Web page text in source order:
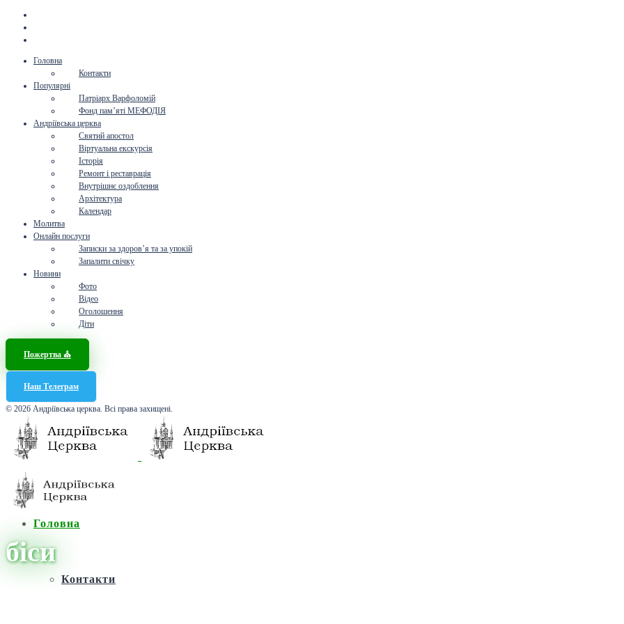
Головна
Контакти
Популярні
Патріарх Варфоломій
Фонд пам’яті МЕФОДІЯ
Андріївська церква
Святий апостол
Віртуальна екскурсія
Історія
Ремонт і реставрація
Внутрішнє оздоблення
Архітектура
Календар
Молитва
Онлайн послуги
Записки за здоров’я та за упокій
Запалити свічку
Новини
Фото
Відео
Оголошення
Діти
Пожертва ⛪️
Наш Телеграм
© 2026 Андріївська церква. Всі права захищені.
Головна
Контакти
біси